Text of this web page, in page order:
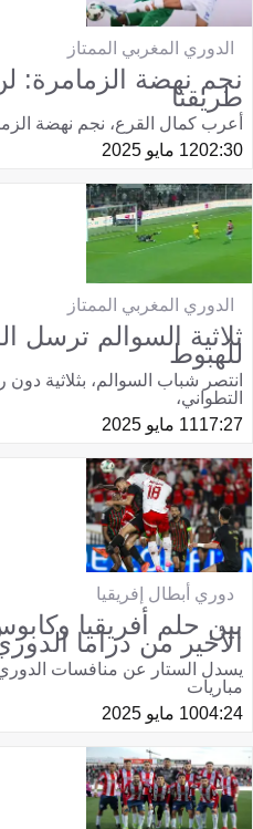
الدوري المغربي الممتاز
نجم نهضة الزمامرة:
طريقنا
أعرب كمال القرع، نجم نهضة
02:3012 مايو 2025
الدوري المغربي الممتاز
ثلاثية السوالم ترسل
للهبوط
انتصر شباب السوالم، بثلاثية
التطواني،
17:2711 مايو 2025
دوري أبطال إفريقيا
بين حلم أفريقيا
الأخير من دراما
يسدل الستار عن منافسات الدوري
مباريات
04:2410 مايو 2025